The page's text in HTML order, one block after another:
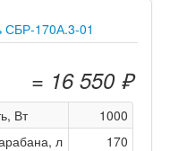
СБР-170А.3-01
= 16 550 ₽
Вт
1000
л
170